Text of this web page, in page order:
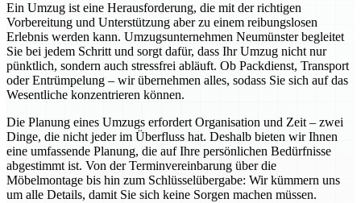
Ein Umzug ist eine Herausforderung, die mit der richtigen
Vorbereitung und Unterstützung aber zu einem reibungslosen
Erlebnis werden kann. Umzugsunternehmen Neumünster begleitet
Sie bei jedem Schritt und sorgt dafür, dass Ihr Umzug nicht nur
pünktlich, sondern auch stressfrei abläuft. Ob Packdienst, Transport
oder Entrümpelung – wir übernehmen alles, sodass Sie sich auf das
Wesentliche konzentrieren können.
Die Planung eines Umzugs erfordert Organisation und Zeit – zwei
Dinge, die nicht jeder im Überfluss hat. Deshalb bieten wir Ihnen
eine umfassende Planung, die auf Ihre persönlichen Bedürfnisse
abgestimmt ist. Von der Terminvereinbarung über die
Möbelmontage bis hin zum Schlüsselübergabe: Wir kümmern uns
um alle Details, damit Sie sich keine Sorgen machen müssen.